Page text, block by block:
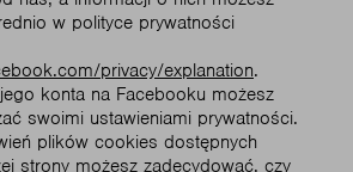
w polityce prywatności
privacy/explanation.
konta na Facebooku możesz
swoimi ustawieniami prywatności.
plików cookies dostępnych
strony możesz zadecydować, czy